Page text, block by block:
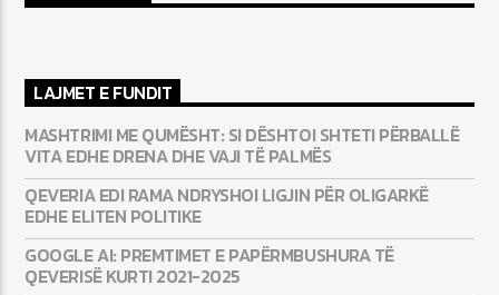
LAJMET E FUNDIT
MASHTRIMI ME QUMËSHT: SI DËSHTOI SHTETI PËRBALLË
VITA EDHE DRENA DHE VAJI TË PALMËS
QEVERIA EDI RAMA NDRYSHOI LIGJIN PËR OLIGARKË
EDHE ELITEN POLITIKE
GOOGLE AI: PREMTIMET E PAPËRMBUSHURA TË
QEVERISË KURTI 2021-2025